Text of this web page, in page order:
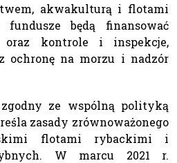
akwakulturą i flotami
fundusze będą finansować
oraz kontrole i inspekcje,
ochronę na morzu i nadzór
ze wspólną polityką
zasady zrównoważonego
flotami rybackimi i
W marcu 2021 r.